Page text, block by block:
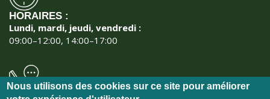
HORAIRES :
Lundi, mardi, jeudi, vendredi :
09:00–12:00, 14:00–17:00
NOUS CONTACTER :
Nous utilisons des cookies sur ce site pour améliorer